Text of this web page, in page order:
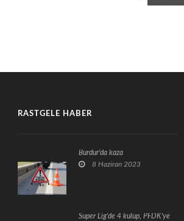
RASTGELE HABER
Burdur'da kaza
8 Haziran 2023
Süper Lig'de 4 kulüp, PFDK'ye